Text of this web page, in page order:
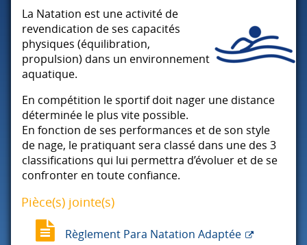
La Natation est une activité de
revendication de ses capacités
physiques (équilibration,
propulsion) dans un environnement
aquatique.
En compétition le sportif doit nager une distance
déterminée le plus vite possible.
En fonction de ses performances et de son style
de nage, le pratiquant sera classé dans une des 3
classifications qui lui permettra d’évoluer et de se
confronter en toute confiance.
Pièce(s) jointe(s)
Règlement Para Natation Adaptée